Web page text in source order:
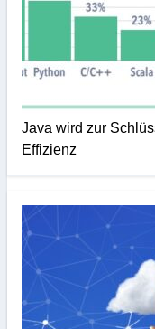
Java wird zur
Effizienz